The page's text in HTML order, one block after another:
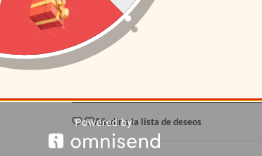
Añadir a la lista de deseos